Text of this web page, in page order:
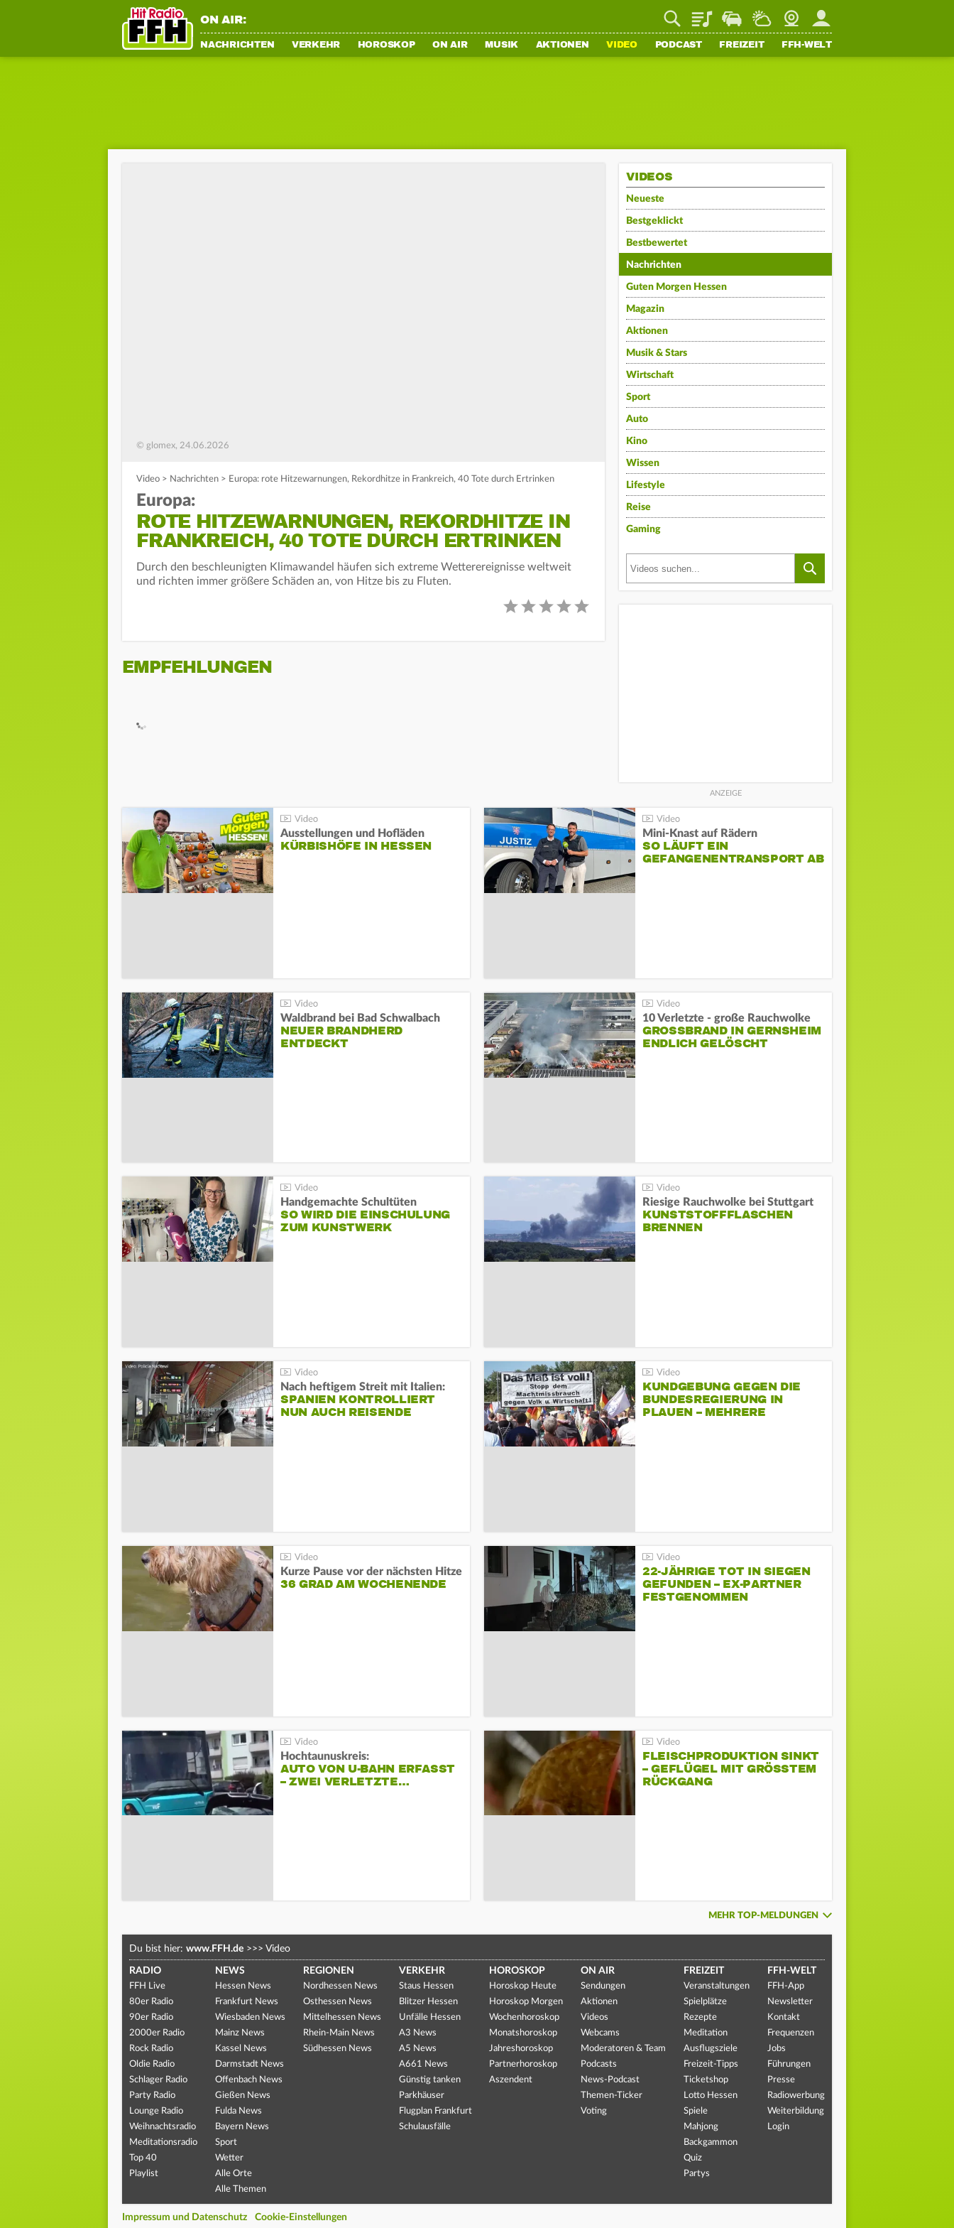
ON AIR: PlaylistStaupilotWetterWebcamMein FFH
NACHRICHTEN VERKEHR HOROSKOP ON AIR MUSIK AKTIONEN VIDEO PODCAST FREIZEIT FFH-WELT
© glomex, 24.06.2026
Video > Nachrichten > Europa: rote Hitzewarnungen, Rekordhitze in Frankreich, 40 Tote durch Ertrinken
Europa:
ROTE HITZEWARNUNGEN, REKORDHITZE IN
FRANKREICH, 40 TOTE DURCH ERTRINKEN
Durch den beschleunigten Klimawandel häufen sich extreme Wetterereignisse weltweit
und richten immer größere Schäden an, von Hitze bis zu Fluten.
EMPFEHLUNGEN
VIDEOS
Neueste
Bestgeklickt
Bestbewertet
Nachrichten
Guten Morgen Hessen
Magazin
Aktionen
Musik & Stars
Wirtschaft
Sport
Auto
Kino
Wissen
Lifestyle
Reise
Gaming
Ausstellungen und Hofläden
KÜRBISHÖFE IN HESSEN
Mini-Knast auf Rädern
SO LÄUFT EIN
GEFANGENENTRANSPORT AB
Waldbrand bei Bad Schwalbach
NEUER BRANDHERD
ENTDECKT
10 Verletzte - große Rauchwolke
GROSSBRAND IN GERNSHEIM E
NDLICH GELÖSCHT
Handgemachte Schultüten
SO WIRD DIE EINSCHULUNG
ZUM KUNSTWERK
Riesige Rauchwolke bei Stuttgart
KUNSTSTOFFFLASCHEN
BRENNEN
Nach heftigem Streit mit Italien:
SPANIEN KONTROLLIERT
NUN AUCH REISENDE
KUNDGEBUNG GEGEN DIE
BUNDESREGIERUNG IN
PLAUEN – MEHRERE
Kurze Pause vor der nächsten Hitze
36 GRAD AM WOCHENENDE
22-JÄHRIGE TOT IN SIEGEN
GEFUNDEN – EX-PARTNER
FESTGENOMMEN
Hochtaunuskreis:
AUTO VON U-BAHN ERFASST
– ZWEI VERLETZTE…
FLEISCHPRODUKTION SINKT
– GEFLÜGEL MIT GRÖSSTEM R
ÜCKGANG
MEHR TOP-MELDUNGEN
Du bist hier: www.FFH.de >>> Video
RADIO
FFH Live
80er Radio
90er Radio
2000er Radio
Rock Radio
Oldie Radio
Schlager Radio
Party Radio
Lounge Radio
Weihnachtsradio
Meditationsradio
Top 40
Playlist
NEWS
Hessen News
Frankfurt News
Wiesbaden News
Mainz News
Kassel News
Darmstadt News
Offenbach News
Gießen News
Fulda News
Bayern News
Sport
Wetter
Alle Orte
Alle Themen
REGIONEN
Nordhessen News
Osthessen News
Mittelhessen News
Rhein-Main News
Südhessen News
VERKEHR
Staus Hessen
Blitzer Hessen
Unfälle Hessen
A3 News
A5 News
A661 News
Günstig tanken
Parkhäuser
Flugplan Frankfurt
Schulausfälle
HOROSKOP
Horoskop Heute
Horoskop Morgen
Wochenhoroskop
Monatshoroskop
Jahreshoroskop
Partnerhoroskop
Aszendent
ON AIR
Sendungen
Aktionen
Videos
Webcams
Moderatoren & Team
Podcasts
News-Podcast
Themen-Ticker
Voting
FREIZEIT
Veranstaltungen
Spielplätze
Rezepte
Meditation
Ausflugsziele
Freizeit-Tipps
Ticketshop
Lotto Hessen
Spiele
Mahjong
Backgammon
Quiz
Partys
FFH-WELT
FFH-App
Newsletter
Kontakt
Frequenzen
Jobs
Führungen
Presse
Radiowerbung
Weiterbildung
Login
Impressum und Datenschutz Cookie-Einstellungen